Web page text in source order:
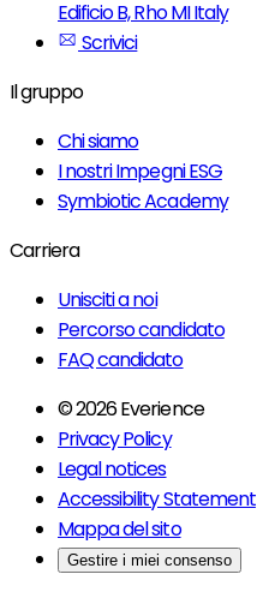
Edificio B, Rho MI Italy
Scrivici
Il gruppo
Chi siamo
I nostri Impegni ESG
Symbiotic Academy
Carriera
Unisciti a noi
Percorso candidato
FAQ candidato
© 2026 Everience
Privacy Policy
Legal notices
Accessibility Statement
Mappa del sito
Gestire i miei consenso